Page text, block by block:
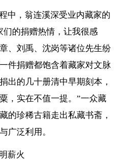
中，翁连溪深受业内藏家的
们的捐赠热情，让我很感
、刘禹、沈岗等诸位先生纷
件捐赠都饱含着藏家对文脉
出的几十册清中早期刻本，
，实在不值一提。”一众藏
的珍稀古籍走出私藏书斋，
广泛利用。
薪火